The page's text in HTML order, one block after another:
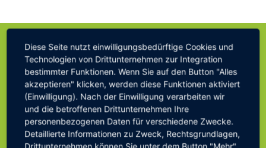
ÖFFNUNGSZEITEN
VERWALTUNG
Bad Breisig Bachstraße 11,
53498 Bad Breisig
Diese Seite nutzt einwilligungsbedürftige Cookies und
Technologien von Drittunternehmen zur Integration
bestimmter Funktionen. Wenn Sie auf den Button "Alles
akzeptieren" klicken, werden diese Funktionen aktiviert
(Einwilligung). Nach der Einwilligung verarbeiten wir
und die betroffenen Drittunternehmen Ihre
personenbezogenen Daten für verschiedene Zwecke.
Detaillierte Informationen zu Zweck, Rechtsgrundlagen,